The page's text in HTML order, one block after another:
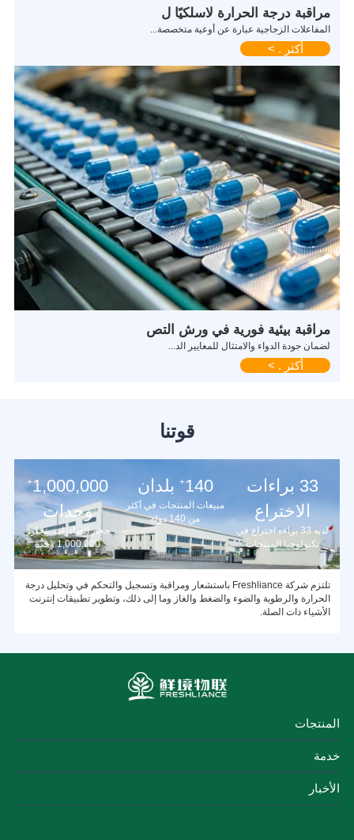
مراقبة درجة الحرارة لاسلكيًا ل
المفاعلات الزجاجية عبارة عن أوعية متخصصة...
أكثر . >
مراقبة بيئية فورية في ورش التص
لضمان جودة الدواء والامتثال للمعايير الد...
أكثر . >
قوتنا
1,000,000
+
وحدات
حجم الصادرات يتجاوز
1,000,000 وحدة
140
+ بلدان
مبيعات المنتجات في أكثر
من 140 دولة
33 براءات
الاختراع
لديه 33 براءة اختراع في
تكنولوجيا المنتجات
تلتزم شركة Freshliance باستشعار ومراقبة وتسجيل والتحكم في وتحليل درجة
الحرارة والرطوبة والضوء والضغط والغاز وما إلى ذلك، وتطوير تطبيقات إنترنت
الأشياء ذات الصلة.
المنتجات
خدمة
الأخبار